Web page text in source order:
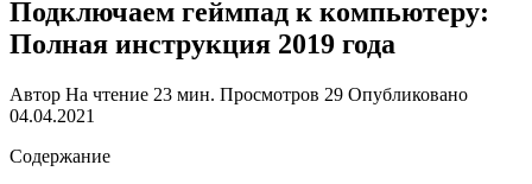
Подключаем геймпад к компьютеру:
Полная инструкция 2019 года
Автор На чтение 23 мин. Просмотров 29 Опубликовано
04.04.2021
Содержание